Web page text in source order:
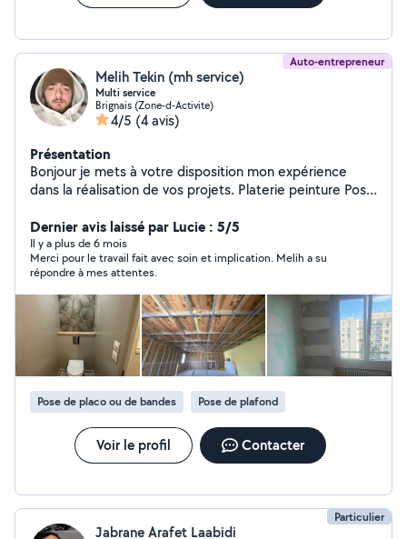
Auto-entrepreneur
Melih Tekin (mh service)
Multi service
Brignais (Zone-d-Activite)
4/5 (4 avis)
Présentation
Bonjour je mets à votre disposition mon expérience
dans la réalisation de vos projets. Platerie peinture Pose
Dernier avis laissé par Lucie : 5/5
Il y a plus de 6 mois
Merci pour le travail fait avec soin et implication. Melih a su
répondre à mes attentes.
Pose de placo ou de bandes Pose de plafond
Voir le profil Contacter
Particulier
Jabrane Arafet Laabidi